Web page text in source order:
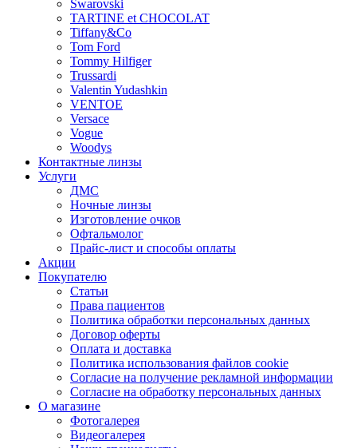
Swarovski
TARTINE et CHOCOLAT
Tiffany&Co
Tom Ford
Tommy Hilfiger
Trussardi
Valentin Yudashkin
VENTOE
Versace
Vogue
Woodys
Контактные линзы
Услуги
ДМС
Ночные линзы
Изготовление очков
Офтальмолог
Прайс-лист и способы оплаты
Акции
Покупателю
Статьи
Права пациентов
Политика обработки персональных данных
Договор оферты
Оплата и доставка
Политика использования файлов cookie
Согласие на получение рекламной информации
Согласие на обработку персональных данных
О магазине
Фотогалерея
Видеогалерея